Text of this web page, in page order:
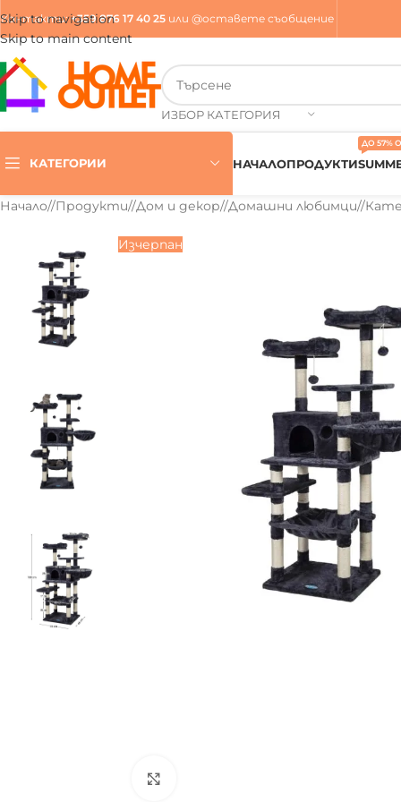
Skip to navigation
Skip to main content
Контакти:+359 876 17 40 25 или @оставете съобщение
ИЗБОР КАТЕГОРИЯ
КАТЕГОРИИ НАЧАЛОПРОДУКТИ
ДО 57%
Начало/ Продукти/ Дом и декор/ Домашни любимци/
Изчерпан